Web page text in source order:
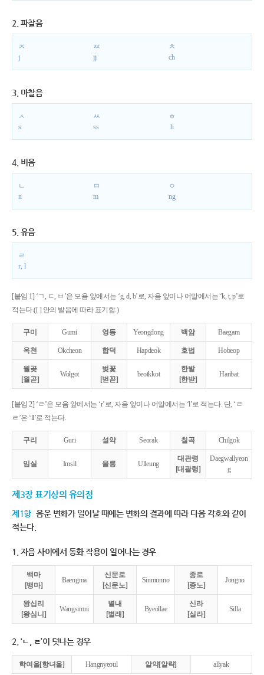
2. 파찰음
ㅈ
j
ㅉ
jj
ㅊ
ch
3. 마찰음
ㅅ
s
ㅆ
ss
ㅎ
h
4. 비음
ㄴ
n
ㅁ
m
ㅇ
ng
5. 유음
ㄹ
r, l
[붙임 1] ‘ㄱ, ㄷ, ㅂ’은 모음 앞에서는 ‘g, d, b’로, 자음 앞이나 어말에서는 ‘k, t, p’로
적는다.([ ] 안의 발음에 따라 표기함.)
구미 Gumi 영동 Yeongdong 백암 Baegam
옥천 Okcheon 합덕 Hapdeok 호법 Hobeop
월곶
[월곧]
Wolgot
벚꽃
[벋꼳]
beotkkot
한밭
[한받]
Hanbat
[붙임 2] ‘ㄹ’은 모음 앞에서는 ‘r’로, 자음 앞이나 어말에서는 ‘l’로 적는다. 단, ‘ㄹ
ㄹ’은 ‘ll’로 적는다.
구리 Guri 설악 Seorak 칠곡 Chilgok
임실 Imsil 울릉 Ulleung
대관령
[대괄령]
Daegwallyeon
g
제3장 표기상의 유의점
제1항 음운 변화가 일어날 때에는 변화의 결과에 따라 다음 각호와 같이
적는다.
1. 자음 사이에서 동화 작용이 일어나는 경우
백마
[뱅마]
Baengma
신문로
[신문노]
Sinmunno
종로
[종노]
Jongno
왕십리
[왕심니]
Wangsimni
별내
[별래]
Byeollae
신라
[실라]
Silla
2. ‘ㄴ, ㄹ’이 덧나는 경우
학여울[항녀울] Hangnyeoul 알약[알략] allyak